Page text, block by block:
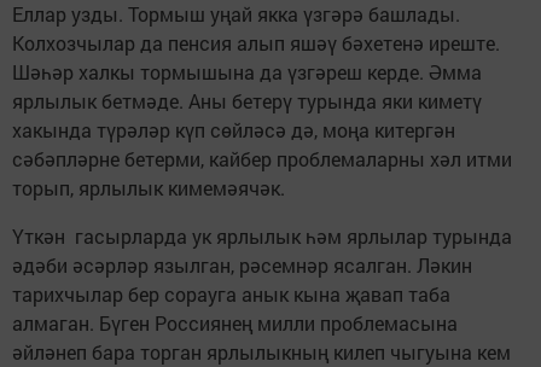
Еллар узды. Тормыш уңай якка үзгәрә башлады.
Колхозчылар да пенсия алып яшәү бәхетенә иреште.
Шәһәр халкы тормышына да үзгәреш керде. Әмма
ярлылык бетмәде. Аны бетерү турында яки киметү
хакында түрәләр күп сөйләсә дә, моңа китергән
сәбәпләрне бетерми, кайбер проблемаларны хәл итми
торып, ярлылык кимемәячәк.
Үткән гасырларда ук ярлылык һәм ярлылар турында
әдәби әсәрләр язылган, рәсемнәр ясалган. Ләкин
тарихчылар бер сорауга анык кына җавап таба
алмаган. Бүген Россиянең милли проблемасына
әйләнеп бара торган ярлылыкның килеп чыгуына кем